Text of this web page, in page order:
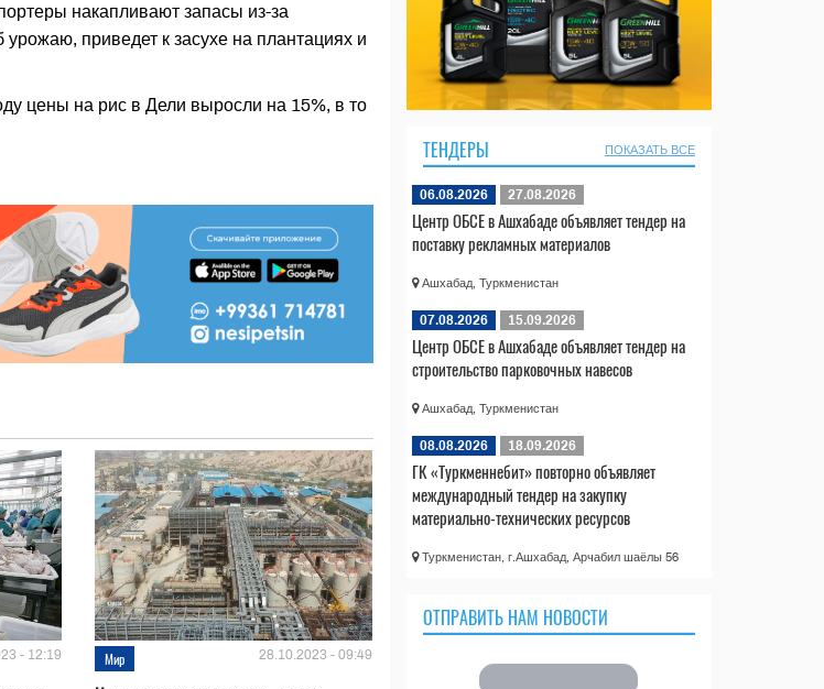
накапливают запасы из-за
приведет к засухе на плантациях и
цены на рис в Дели выросли на 15%, в то
- 12:19 Мир 28.10.2023 - 09:49
ТЕНДЕРЫ ПОКАЗАТЬ ВСЕ
06.08.2026 27.08.2026
Центр ОБСЕ в Ашхабаде объявляет тендер на
поставку рекламных материалов
Ашхабад, Туркменистан
07.08.2026 15.09.2026
Центр ОБСЕ в Ашхабаде объявляет тендер на
строительство парковочных навесов
Ашхабад, Туркменистан
08.08.2026 18.09.2026
ГК «Туркменнебит» повторно объявляет
международный тендер на закупку
материально-технических ресурсов
Туркменистан, г.Ашхабад, Арчабил шаёлы 56
ОТПРАВИТЬ НАМ НОВОСТИ